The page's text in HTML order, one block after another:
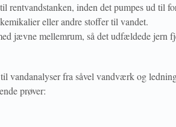
rentvandstanken, inden det pumpes ud til
eller andre stoffer til vandet.
jævne mellemrum, så det udfældede jern
vandanalyser fra såvel vandværk og
prøver: